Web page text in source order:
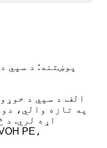
پوښتنه: د سپي
الف. د سپي د
په تازه والي،
اړه لري. د